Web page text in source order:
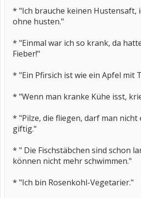
* "Ich brauche keinen Hustensaft,
ohne husten."
* "Einmal war ich so krank, da
Fieber!"
* "Ein Pfirsich ist wie ein Apfel mit
* "Wenn man kranke Kühe isst,
* "Pilze, die fliegen, darf man nicht
giftig."
* " Die Fischstäbchen sind schon
können nicht mehr schwimmen."
* "Ich bin Rosenkohl-Vegetarier."